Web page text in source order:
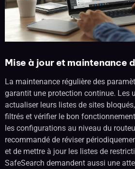
Mise à jour et maintenance
La maintenance régulière des
garantit une protection continue. Les
actualiser leurs listes de sites
filtrés et vérifier le bon
les configurations au niveau du
recommandé de réviser
et de mettre à jour les listes de
SafeSearch demandent aussi une